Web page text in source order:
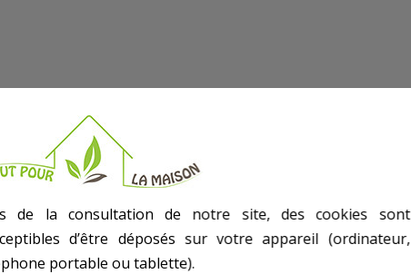
Arrière - Support couvercle boite à bornes mono.
de la consultation de notre site, des cookies sont
d’être déposés sur votre appareil (ordinateur,
portable ou tablette).